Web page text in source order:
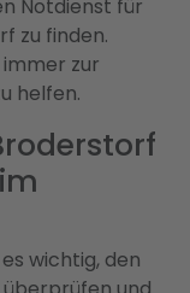
Notdienst für
zu finden.
zur
helfen.
wichtig, den